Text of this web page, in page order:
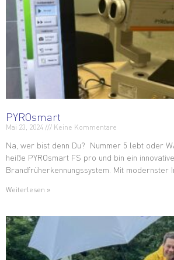
PYROsmart
Mai 23, 2024 Keine Kommentare
Na, wer bist denn Du? Nummer 5 lebt oder
heiße PYROsmart FS pro und bin ein
Brandfrüherkennungssystem. Mit modernster
Weiterlesen »